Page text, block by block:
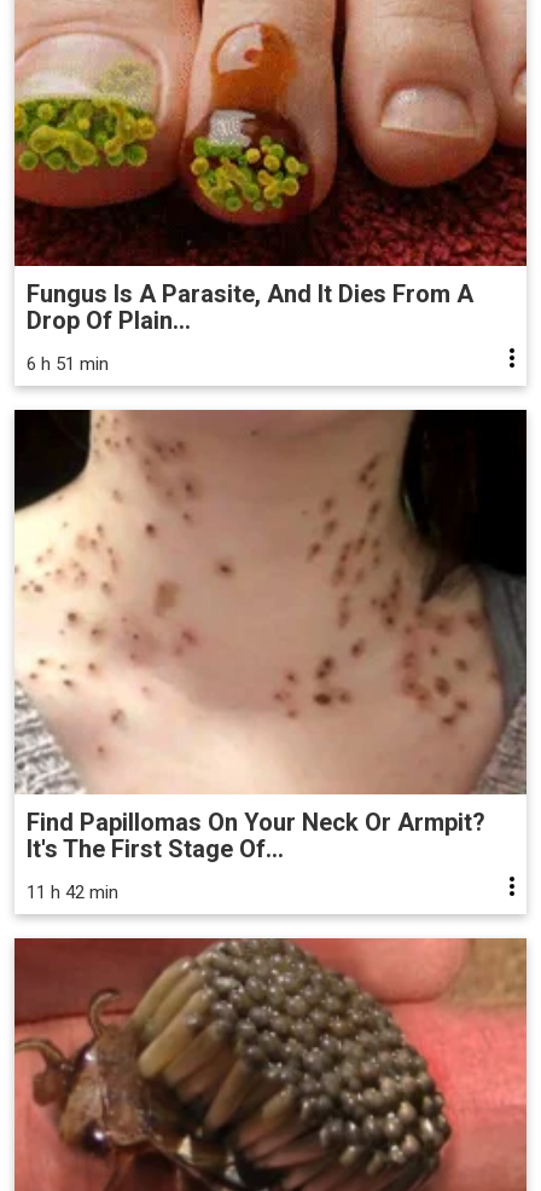
Fungus Is A Parasite, And It Dies From A
Drop Of Plain...
6 h 51 min
Find Papillomas On Your Neck Or Armpit?
It's The First Stage Of...
11 h 42 min